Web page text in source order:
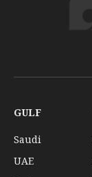
GULF
Saudi
UAE